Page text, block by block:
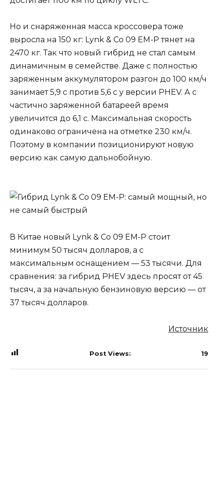
Но и снаряженная масса кроссовера тоже
выросла на 150 кг: Lynk & Co 09 EM-P тянет на
2470 кг. Так что новый гибрид не стал самым
динамичным в семействе. Даже с полностью
заряженным аккумулятором разгон до 100 км/ч
занимает 5,9 с против 5,6 с у версии PHEV. А с
частично заряженной батареей время
увеличится до 6,1 с. Максимальная скорость
одинаково ограничена на отметке 230 км/ч.
Поэтому в компании позиционируют новую
версию как самую дальнобойную.
В Китае новый Lynk & Co 09 EM-P стоит
минимум 50 тысяч долларов, а с
максимальным оснащением — 53 тысячи. Для
сравнения: за гибрид PHEV здесь просят от 45
тысяч, а за начальную бензиновую версию — от
37 тысяч долларов.
Источник
Post Views: 19